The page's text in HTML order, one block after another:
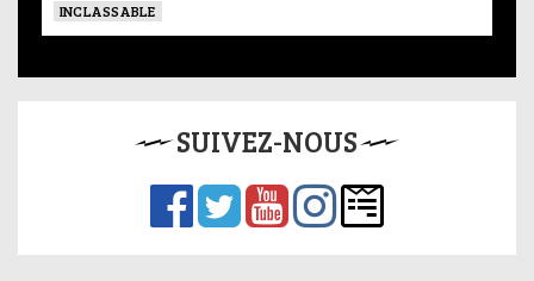
INCLASSABLE
SUIVEZ-NOUS